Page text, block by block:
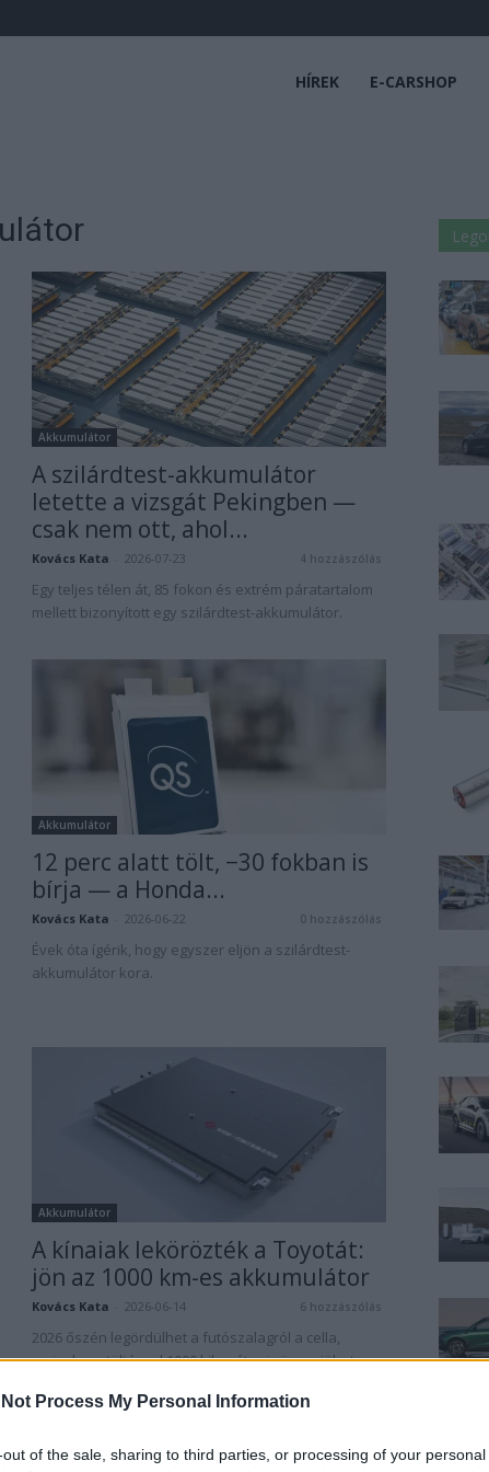
Not Process My Personal Information
of the sale, sharing to third parties, or processing of your personal
HÍREK E-CARSHOP
Akkumulátor
A szilárdtest-akkumulátor
letette a vizsgát Pekingben —
csak nem ott, ahol...
Kovács Kata 2026-07-23 4 hozzászólás
Egy teljes télen át, 85 fokon és extrém páratartalom
mellett bizonyított egy szilárdtest-akkumulátor.
Akkumulátor
12 perc alatt tölt, −30 fokban is
bírja — a Honda...
Kovács Kata 2026-06-22 0 hozzászólás
Évek óta ígérik, hogy egyszer eljön a szilárdtest-
akkumulátor kora.
Akkumulátor
A kínaiak lekörözték a Toyotát:
jön az 1000 km-es akkumulátor
Kovács Kata 2026-06-14 6 hozzászólás
2026 őszén legördülhet a futószalagról a cella,
amivel egy töltéssel 1000 kilométer is összejöhet.